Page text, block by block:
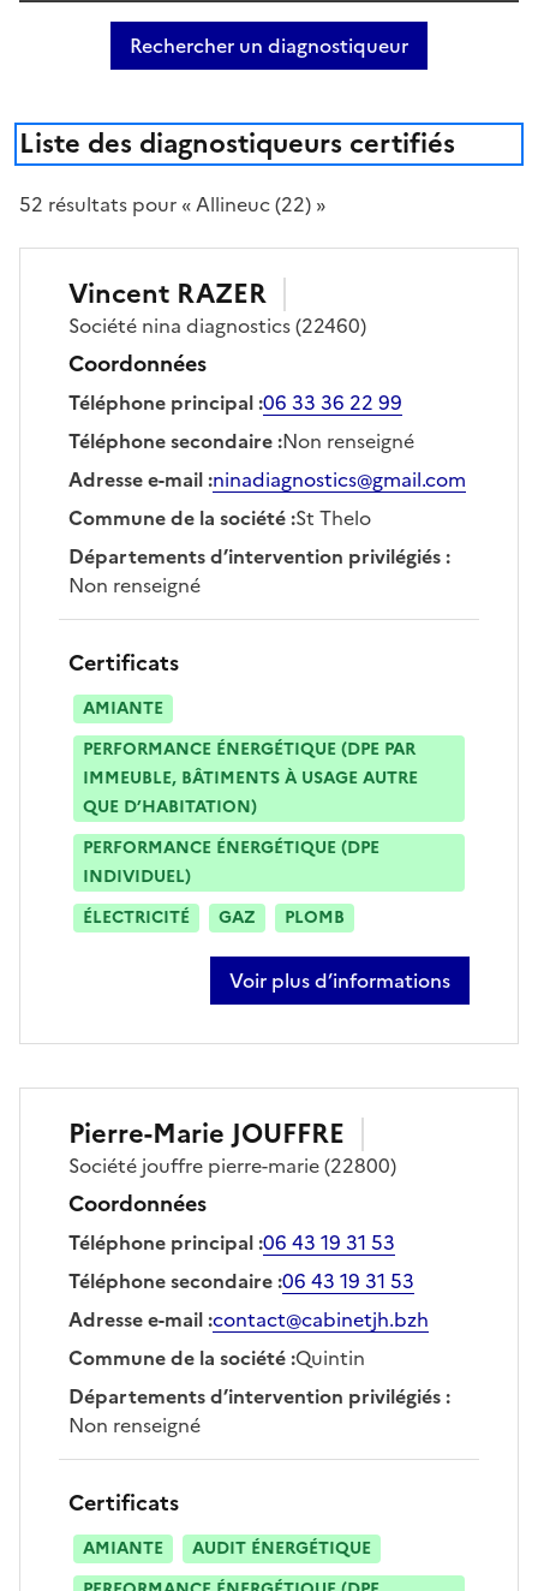
Rechercher un diagnostiqueur
Liste des diagnostiqueurs certifiés
52 résultats pour « Allineuc (22) »
Vincent RAZER
Société nina diagnostics(22460)
Coordonnées
Téléphone principal:06 33 36 22 99
Téléphone secondaire:Non renseigné
Adresse e-mail:ninadiagnostics@gmail.com
Commune de la société:St Thelo
Départements d’intervention privilégiés:
Non renseigné
Certificats
AMIANTE
PERFORMANCE ÉNERGÉTIQUE (DPE PAR
IMMEUBLE, BÂTIMENTS À USAGE AUTRE
QUE D’HABITATION)
PERFORMANCE ÉNERGÉTIQUE (DPE
INDIVIDUEL)
ÉLECTRICITÉ
GAZ PLOMB
Voir plus d’informations
sur vincent razer
Pierre-Marie JOUFFRE
Société jouffre pierre-marie(22800)
Coordonnées
Téléphone principal:06 43 19 31 53
Téléphone secondaire:06 43 19 31 53
Adresse e-mail:contact@cabinetjh.bzh
Commune de la société:Quintin
Départements d’intervention privilégiés:
Non renseigné
Certificats
AMIANTE
AUDIT ÉNERGÉTIQUE